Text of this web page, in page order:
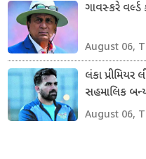
ગાવસ્કરે
August 06,
લંકા પ્રીમિયર
સહમાલિક
August 06,